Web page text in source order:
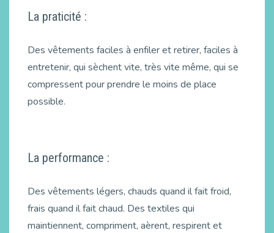
La praticité :
Des vêtements faciles à enfiler et retirer, faciles à
entretenir, qui sèchent vite, très vite même, qui se
compressent pour prendre le moins de place
possible.
La performance :
Des vêtements légers, chauds quand il fait froid,
frais quand il fait chaud. Des textiles qui
maintiennent, compriment, aèrent, respirent et